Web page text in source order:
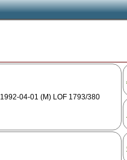
1992-04-01 (M) LOF 1793/380